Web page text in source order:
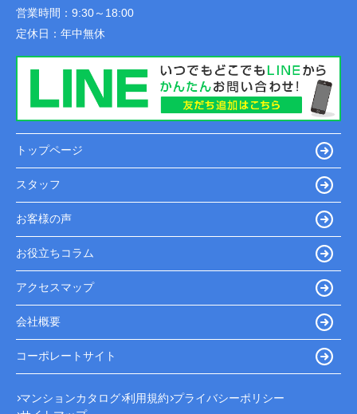
営業時間： 9:30～18:00
定休日： 年中無休
トップページ
スタッフ
お客様の声
お役立ちコラム
アクセスマップ
会社概要
コーポレートサイト
マンションカタログ 利用規約 プライバシーポリシー